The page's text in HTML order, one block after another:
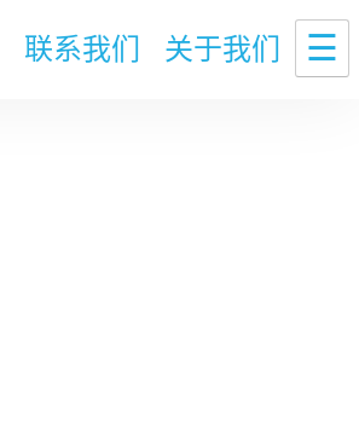
联系我们 关于我们 ☰